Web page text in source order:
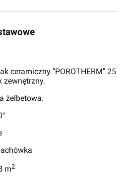
ceramiczny "POROTHERM" 25
zewnętrzny.
żelbetowa.
m2